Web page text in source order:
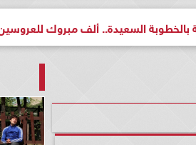
ألف مبروك للعروسين «محمد وإسراء»